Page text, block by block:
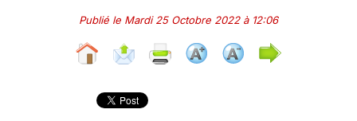
Publié le Mardi 25 Octobre 2022 à 12:06